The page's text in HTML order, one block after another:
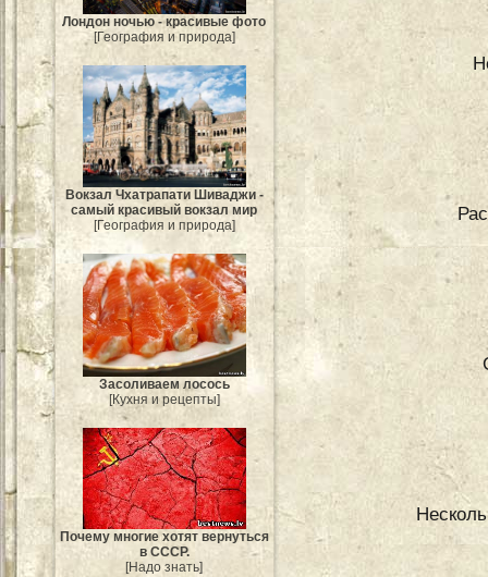
Лондон ночью - красивые фото
[География и природа]
Вокзал Чхатрапати Шиваджи -
самый красивый вокзал мир
[География и природа]
Засоливаем лосось
[Кухня и рецепты]
Почему многие хотят вернуться
в СССР.
[Надо знать]